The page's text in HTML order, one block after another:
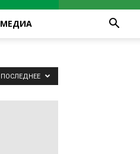
МЕДИА
ПОСЛЕДНЕЕ